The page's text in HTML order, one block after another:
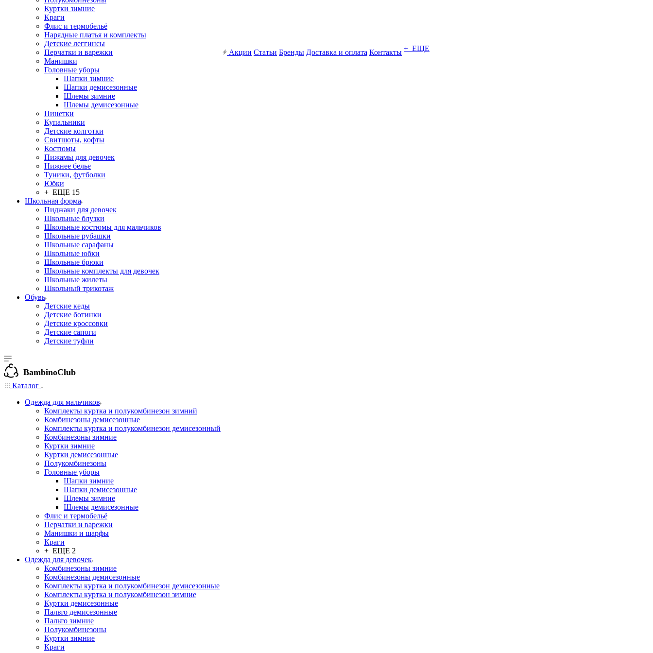
Куртки зимние
Краги
Флис и термобельё
Нарядные платья и комплекты
Детские леггинсы
Перчатки и варежки
Манишки
Головные уборы
Шапки зимние
Шапки демисезонные
Шлемы зимние
Шлемы демисезонные
Пинетки
Купальники
Детские колготки
Свитшоты, кофты
Костюмы
Пижамы для девочек
Нижнее белье
Туники, футболки
Юбки
+ ЕЩЕ 15
Школьная форма
Пиджаки для девочек
Школьные блузки
Школьные костюмы для мальчиков
Школьные рубашки
Школьные сарафаны
Школьные юбки
Школьные брюки
Школьные комплекты для девочек
Школьные жилеты
Школьный трикотаж
Обувь
Детские кеды
Детские ботинки
Детские кроссовки
Детские сапоги
Детские туфли
Акции Статьи Бренды Доставка и оплата Контакты + ЕЩЕ
BambinoClub
Каталог
Одежда для мальчиков
Комплекты куртка и полукомбинезон зимний
Комбинезоны демисезонные
Комплекты куртка и полукомбинезон демисезонный
Комбинезоны зимние
Куртки зимние
Куртки демисезонные
Полукомбинезоны
Головные уборы
Шапки зимние
Шапки демисезонные
Шлемы зимние
Шлемы демисезонные
Флис и термобельё
Перчатки и варежки
Манишки и шарфы
Краги
+ ЕЩЕ 2
Одежда для девочек
Комбинезоны зимние
Комбинезоны демисезонные
Комплекты куртка и полукомбинезон демисезонные
Комплекты куртка и полукомбинезон зимние
Куртки демисезонные
Пальто демисезонные
Пальто зимние
Полукомбинезоны
Куртки зимние
Краги